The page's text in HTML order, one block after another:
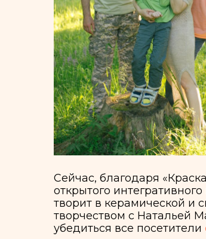
Сейчас, благодаря «Краскам
открытого интегративного
творит в керамической и
убедиться все посетителиего
Однако для того, чтобы Миша
коляска, вертикализатор и
эту технику нужно
чтобы удерживать позу, и их